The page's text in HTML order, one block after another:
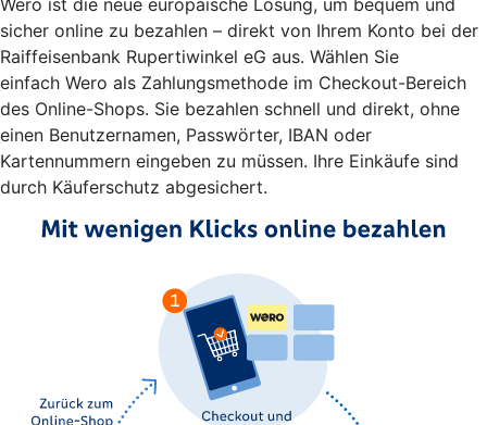
sicher online zu bezahlen – direkt von Ihrem Konto bei der
Raiffeisenbank Rupertiwinkel eG aus. Wählen Sie
einfach Wero als Zahlungsmethode im Checkout-Bereich
des Online-Shops. Sie bezahlen schnell und direkt, ohne
einen Benutzernamen, Passwörter, IBAN oder
Kartennummern eingeben zu müssen. Ihre Einkäufe sind
durch Käuferschutz abgesichert.